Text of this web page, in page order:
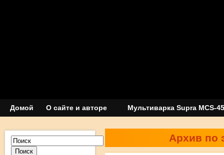
Домой О сайте и авторе Мультиварка Supra MCS-
Поиск
Архив по